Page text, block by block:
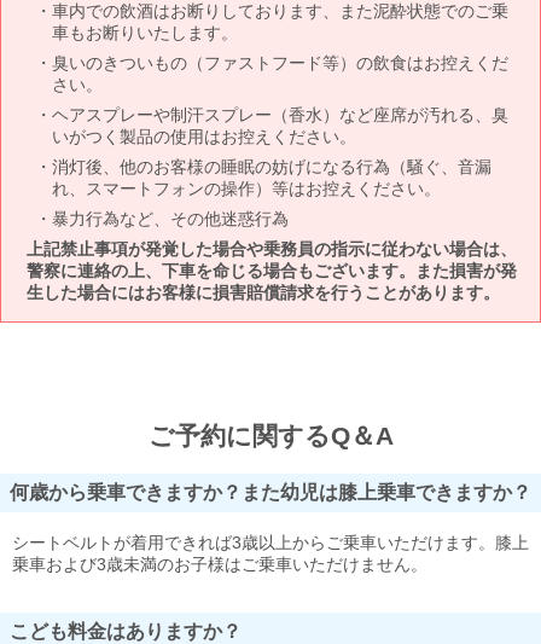
車内での飲酒はお断りしております、また泥酔状態でのご乗
車もお断りいたします。
臭いのきついもの（ファストフード等）の飲食はお控えくだ
さい。
ヘアスプレーや制汗スプレー（香水）など座席が汚れる、臭
いがつく製品の使用はお控えください。
消灯後、他のお客様の睡眠の妨げになる行為（騒ぐ、音漏
れ、スマートフォンの操作）等はお控えください。
暴力行為など、その他迷惑行為
上記禁止事項が発覚した場合や乗務員の指示に従わない場合は、
警察に連絡の上、下車を命じる場合もございます。また損害が発
生した場合にはお客様に損害賠償請求を行うことがあります。
ご予約に関するQ＆A
何歳から乗車できますか？また幼児は膝上乗車できますか？
シートベルトが着用できれば3歳以上からご乗車いただけます。膝上
乗車および3歳未満のお子様はご乗車いただけません。
こども料金はありますか？